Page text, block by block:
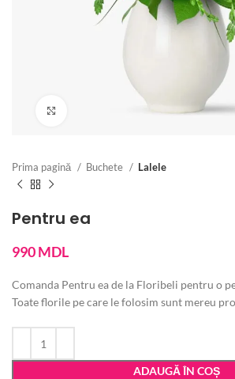
Prima pagină Buchete Lalele
Pentru ea
990MDL
Comanda Pentru ea de la Floribeli pentru o
Toate florile pe care le folosim sunt mereu
ADAUGĂ ÎN COȘ